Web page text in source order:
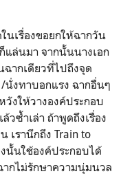
รื่องขอยกให้ฉากวัน
แล่นมา จากนั้นนางเอก
ฉากเดียวที่ไปถึงจุด
นั่งทาบอกแรง ฉากอื่นๆ
วังให้วางองค์ประกอบ
ซ้ำเล่า ถ้าพูดถึงเรื่อง
เรานึกถึง Train to
งนั้นใช้องค์ประกอบได้
ากไม่รักษาความนุ่มนวล